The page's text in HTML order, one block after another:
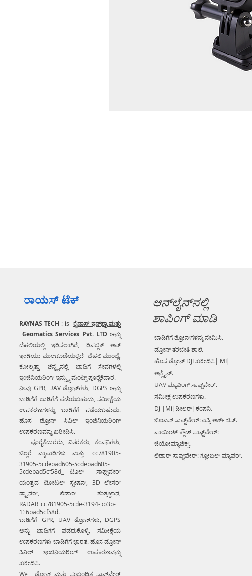
ರಾಯಸ್ ಟೆಕ್
RAYNAS TECH : is ರೈನಾಸ್ ಇನ್‌ಫ್ರಾ ಮತ್ತು
Geomatics Services Pvt. LTD ಅನ್ನು
ದೆಹಲಿಯಲ್ಲಿ ಇರಿಸಲಾಗಿದೆ, ರಿಪಬ್ಲಿಕ್ ಆಫ್
ಇಂಡಿಯಾ ಮುಂಚೂಣಿಯಲ್ಲಿದೆ ದೆಹಲಿ ಮುಂಬೈ,
ಕೋಲ್ಕತ್ತಾ ಚೆನ್ನೈನಲ್ಲಿ ಬಾಡಿಗೆ ಸೇವೆಗಳಲ್ಲಿ
ಇಂಜಿನಿಯರಿಂಗ್ ಇನ್ಸ್ಟ್ರುಮೆಂಟ್ಸ್ ಪೂರೈಕೆದಾರ.
ನೀವು GPR, UAV ಡ್ರೋನ್‌ಗಳು, DGPS ಅನ್ನು
ಬಾಡಿಗೆಗೆ ಬಾಡಿಗೆಗೆ ಪಡೆಯಬಹುದು, ಸಮೀಕ್ಷೆಯ
ಉಪಕರಣಗಳನ್ನು ಬಾಡಿಗೆಗೆ ಪಡೆಯಬಹುದು.
ಹೊಸ ಡ್ರೋನ್ ಸಿವಿಲ್ ಇಂಜಿನಿಯರಿಂಗ್
ಉಪಕರಣವನ್ನು ಖರೀದಿಸಿ.
ಪೂರೈಕೆದಾರರು, ವಿತರಕರು, ಕಂಪನಿಗಳು,
ಚಿಲ್ಲರೆ ವ್ಯಾಪಾರಿಗಳು ಮತ್ತು _cc781905-
31905-5cdebad605-5cdebad605-
5cdebad5cf58d_ ಟೂಲ್ ಸಾಫ್ಟ್‌ವೇರ್
ಯಂತ್ರದ ಟೋಟಲ್ ಸ್ಟೇಷನ್, 3D ಲೇಸರ್
ಸ್ಕ್ಯಾನರ್, ಲಿಡಾರ್ ತಂತ್ರಜ್ಞಾನ,
RADAR_cc781905-5cde-3194-bb3b-
136bad5cf58d.
ಬಾಡಿಗೆಗೆ GPR, UAV ಡ್ರೋನ್‌ಗಳು, DGPS
ಅನ್ನು ಬಾಡಿಗೆಗೆ ಪಡೆದುಕೊಳ್ಳಿ, ಸಮೀಕ್ಷೆಯ
ಉಪಕರಣಗಳು ಬಾಡಿಗೆಗೆ ಭಾರತ. ಹೊಸ ಡ್ರೋನ್
ಸಿವಿಲ್ ಇಂಜಿನಿಯರಿಂಗ್ ಉಪಕರಣವನ್ನು
ಖರೀದಿಸಿ.
We ಡ್ರೋನ್ ಮತ್ತು ಸಂಬಂಧಿತ ಸಾಫ್ಟ್‌ವೇರ್
ಆನ್‌ಲೈನ್‌ನಲ್ಲಿ
ಶಾಪಿಂಗ್ ಮಾಡಿ
ಬಾಡಿಗೆಗೆ ಡ್ರೋನ್‌ಗಳನ್ನು ನೇಮಿಸಿ.
ಡ್ರೋನ್ ತರಬೇತಿ ಶಾಲೆ.
ಹೊಸ ಡ್ರೋನ್ DJI ಖರೀದಿಸಿ| MI|
ಆನ್ಲೈನ್.
UAV ಮ್ಯಾಪಿಂಗ್ ಸಾಫ್ಟ್‌ವೇರ್.
ಸಮೀಕ್ಷೆ ಉಪಕರಣಗಳು.
Dji|Mi|ಡೀಲರ್|ಕಂಪನಿ.
ಜಿಐಎಸ್ ಸಾಫ್ಟ್‌ವೇರ್: ಎಸ್ರಿ ಆರ್ಕ್ ಜಿಸ್.
ಪಾಯಿಂಟ್ ಕ್ಲೌಡ್ ಸಾಫ್ಟ್‌ವೇರ್:
ಜಿಯೋಮ್ಯಾಜಿಕ್ಸ್.
ಲಿಡಾರ್ ಸಾಫ್ಟ್‌ವೇರ್: ಗ್ಲೋಬಲ್ ಮ್ಯಾಪರ್.